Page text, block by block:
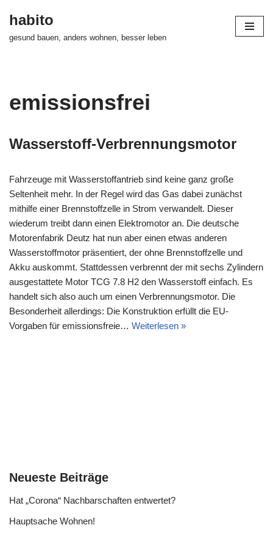
habito
gesund bauen, anders wohnen, besser leben
emissionsfrei
Wasserstoff-Verbrennungsmotor
Fahrzeuge mit Wasserstoffantrieb sind keine ganz große
Seltenheit mehr. In der Regel wird das Gas dabei zunächst
mithilfe einer Brennstoffzelle in Strom verwandelt. Dieser
wiederum treibt dann einen Elektromotor an. Die deutsche
Motorenfabrik Deutz hat nun aber einen etwas anderen
Wasserstoffmotor präsentiert, der ohne Brennstoffzelle und
Akku auskommt. Stattdessen verbrennt der mit sechs Zylindern
ausgestattete Motor TCG 7.8 H2 den Wasserstoff einfach. Es
handelt sich also auch um einen Verbrennungsmotor. Die
Besonderheit allerdings: Die Konstruktion erfüllt die EU-
Vorgaben für emissionsfreie… Weiterlesen »
Neueste Beiträge
Hat „Corona“ Nachbarschaften entwertet?
Hauptsache Wohnen!